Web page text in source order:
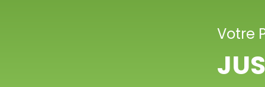
Votre